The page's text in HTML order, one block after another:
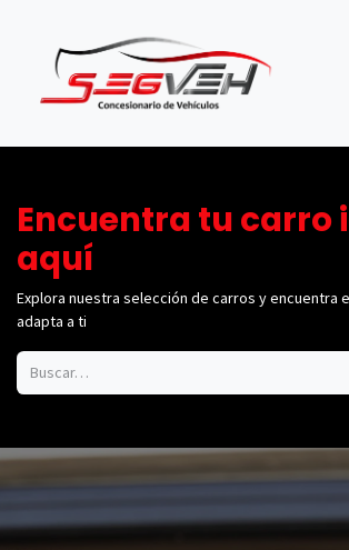
Encuentra tu carro
aquí
Explora nuestra selección de carros y encuentra
adapta a ti